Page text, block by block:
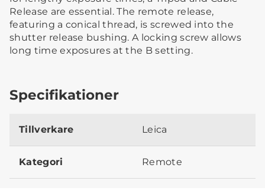
Release are essential. The remote release,
featuring a conical thread, is screwed into the
shutter release bushing. A locking screw allows
long time exposures at the B setting.
Specifikationer
Tillverkare Leica
Kategori Remote